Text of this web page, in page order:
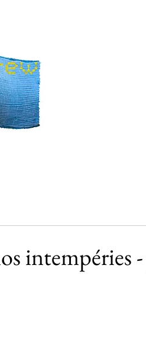
intempéries